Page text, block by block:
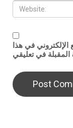
في هذا